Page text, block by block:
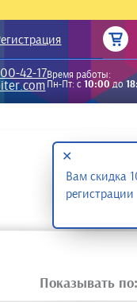
42-17Время работы:
Пн-Пт: с10:00до
Показывать по:
Вам скидка
регистрации
✕